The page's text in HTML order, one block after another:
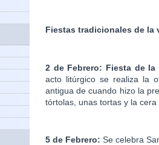
Fiestas tradicionales de la
2 de Febrero: Fiesta de la
acto litúrgico se realiza la
antigua de cuando hizo la
tórtolas, unas tortas y la cera
5 de Febrero:Se celebra